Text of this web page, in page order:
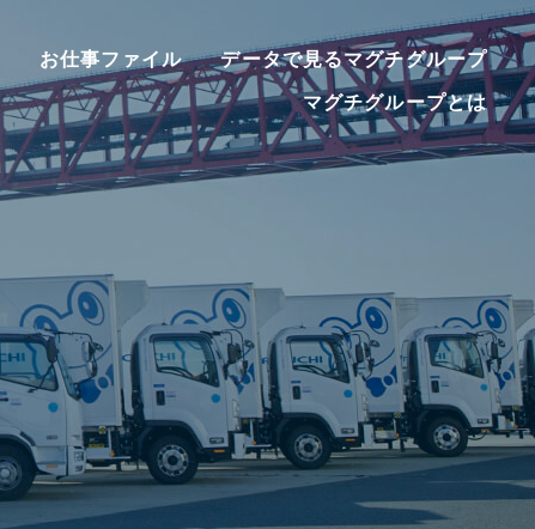
お仕事ファイル データで見るマグチグループ
マグチグループとは